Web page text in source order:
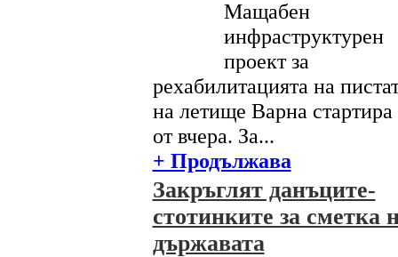
Мащабен
инфраструктурен
проект за
рехабилитацията на
на летище Варна стартира
от вчера. За...
+ Продължава
Закръглят данъците-
стотинките за сметка
държавата